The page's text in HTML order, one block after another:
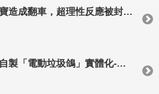
男子閃避三寶造成翻車，超理性反應被封「史上最淡定的車禍苦主」
酷！台灣人自製「電動垃圾鴿」實體化-瘋狂甩頭